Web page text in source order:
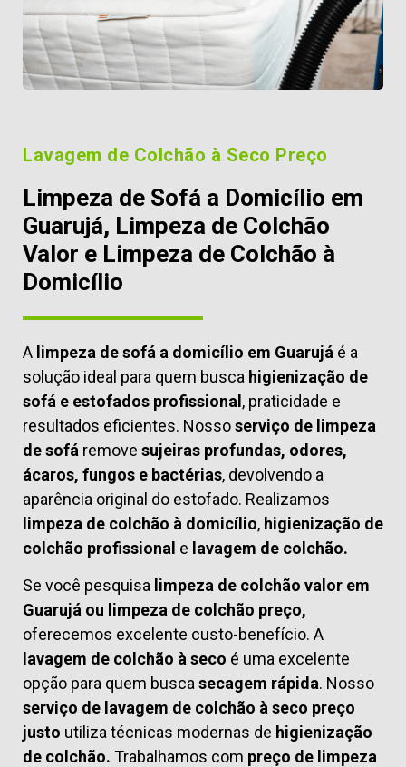
Lavagem de Colchão à Seco Preço
Limpeza de Sofá a Domicílio em
Guarujá, Limpeza de Colchão
Valor e Limpeza de Colchão à
Domicílio
A limpeza de sofá a domicílio em Guarujá é a
solução ideal para quem busca higienização de
sofá e estofados profissional, praticidade e
resultados eficientes. Nossoserviço de limpeza
de sofá remove sujeiras profundas, odores,
ácaros, fungos e bactérias, devolvendo a
aparência original do estofado. Realizamos
limpeza de colchão à domicílio, higienização de
colchão profissional e lavagem de colchão.
Se você pesquisa limpeza de colchão valor em
Guarujá ou limpeza de colchão preço,
oferecemos excelente custo-benefício. A
lavagem de colchão à seco é uma excelente
opção para quem busca secagem rápida. Nosso
serviço de lavagem de colchão à seco preço
justo utiliza técnicas modernas de higienização
de colchão. Trabalhamos com preço de limpeza